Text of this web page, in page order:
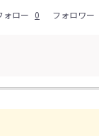
ォロー 0 フォロワー